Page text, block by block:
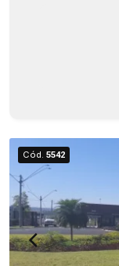
Cód. 5542